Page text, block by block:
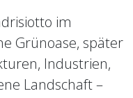
im
Grünoase, später
Industrien,
Landschaft –